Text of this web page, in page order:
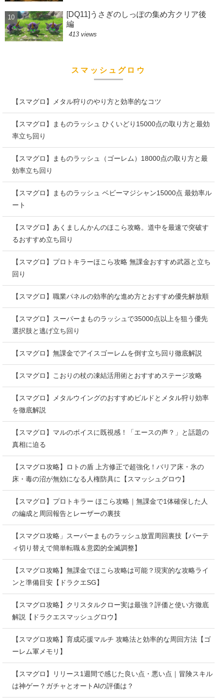
[DQ11]うさぎのしっぽの集め方クリア後
編
413 views
スマッシュグロウ
【スマグロ】メタル狩りのやり方と効率的なコツ
【スマグロ】まものラッシュ ひくいどり15000点の取り方と最効
率立ち回り
【スマグロ】まものラッシュ（ゴーレム）18000点の取り方と最
効率立ち回り
【スマグロ】まものラッシュ ベビーマジシャン15000点 最効率ル
ート
【スマグロ】あくましんかんのほこら攻略。道中を最速で突破す
るおすすめ立ち回り
【スマグロ】プロトキラーほこら攻略 無課金おすすめ武器と立ち
回り
【スマグロ】職業パネルの効率的な進め方とおすすめ優先解放順
【スマグロ】スーパーまものラッシュで35000点以上を狙う優先
選択肢と逃げ立ち回り
【スマグロ】無課金でアイスゴーレムを倒す立ち回り徹底解説
【スマグロ】こおりの杖の凍結活用術とおすすめステージ攻略
【スマグロ】メタルウイングのおすすめビルドとメタル狩り効率
を徹底解説
【スマグロ】マルのボイスに既視感！「エースの声？」と話題の
真相に迫る
【スマグロ攻略】ロトの盾 上方修正で超強化！バリア床・氷の
床・毒の沼が無効になる人権防具に【スマッシュグロウ】
【スマグロ】プロトキラー ほこら攻略｜無課金で1体確保した人
の編成と周回報告とレーザーの裏技
【スマグロ攻略」スーパーまものラッシュ放置周回裏技【パーテ
ィ切り替えで簡単転職＆意図的全滅調整】
【スマグロ攻略】無課金でほこら攻略は可能？現実的な攻略ライ
ンと準備目安【ドラクエSG】
【スマグロ攻略】クリスタルクロー実は最強？評価と使い方徹底
解説【ドラクエスマッシュグロウ】
【スマグロ攻略】育成応援マルチ 攻略法と効率的な周回方法【ゴ
ーレム軍メモリ】
【スマグロ】リリース1週間で感じた良い点・悪い点｜冒険スキル
は神ゲー？ガチャとオートAIの評価は？